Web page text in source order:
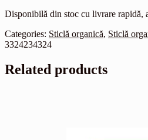
Disponibilă din stoc cu livrare rapidă,
Categories: Sticlă organică, Sticlă
3324234324
Related products